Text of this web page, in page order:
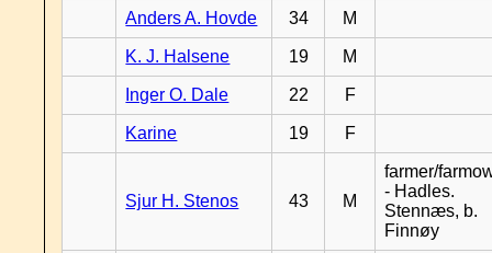
Anders A. Hovde 34 M
K. J. Halsene 19 M
Inger O. Dale 22 F
Karine 19 F
Sjur H. Stenos 43 M
farmer/
- Hadles.
Stennæs, b.
Finnøy